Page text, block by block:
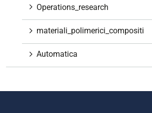
Operations_research
materiali_polimerici_compositi
Automatica